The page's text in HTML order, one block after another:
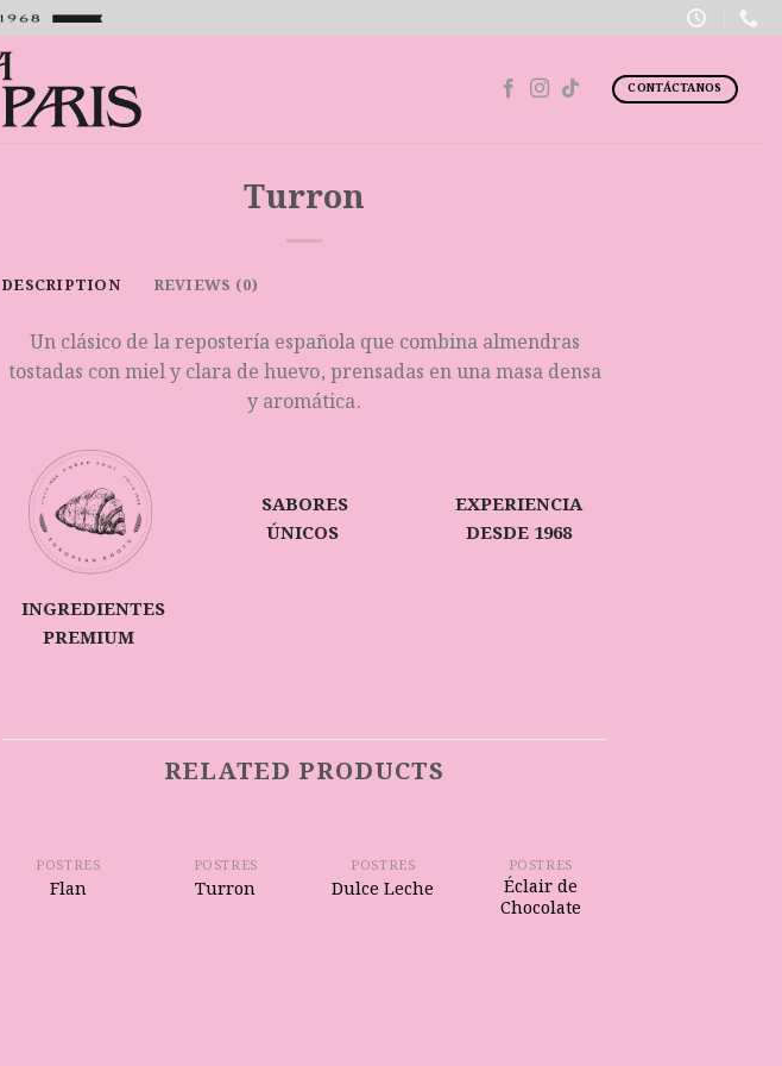
CONTÁCTANOS
Turron
DESCRIPTION REVIEWS (0)
Un clásico de la repostería española que combina almendras
tostadas con miel y clara de huevo, prensadas en una masa densa
y aromática.
INGREDIENTES
PREMIUM
SABORES
ÚNICOS
EXPERIENCIA
DESDE 1968
RELATED PRODUCTS
POSTRES
Flan
POSTRES
Turron
POSTRES
Dulce Leche
POSTRES
Éclair de
Chocolate